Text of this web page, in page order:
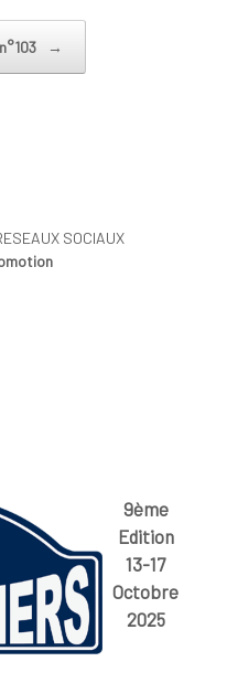
→
SOCIAUX
9ème
Edition
13-17
Octobre
2025